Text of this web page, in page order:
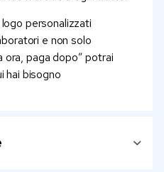
personalizzati
e non solo
ora, paga dopo” potrai
hai bisogno